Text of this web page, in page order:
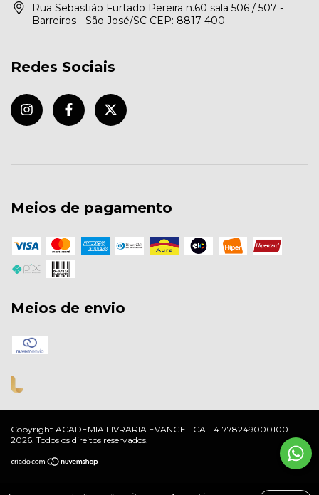
Rua Sebastião Furtado Pereira n.60 sala 506 / 507 -
Barreiros - São José/SC CEP: 8817-400
Redes Sociais
Meios de pagamento
Meios de envio
Copyright ACADEMIA LIVRARIA EVANGELICA - 41778249000100 -
2026. Todos os direitos reservados.